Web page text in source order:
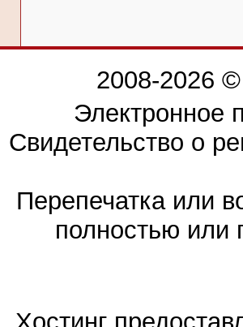
2008-2026 ©
Электронное
Свидетельство о
Перепечатка или
полностью или